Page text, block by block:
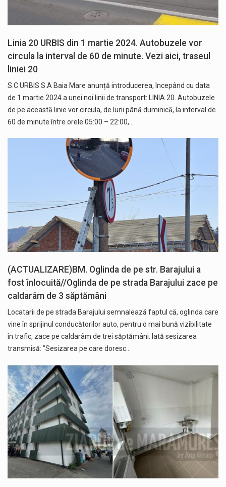
Linia 20 URBIS din 1 martie 2024. Autobuzele vor
circula la interval de 60 de minute. Vezi aici, traseul
liniei 20
S.C URBIS S.A Baia Mare anunță introducerea, începând cu data
de 1 martie 2024 a unei noi linii de transport: LINIA 20. Autobuzele
de pe această linie vor circula, de luni până duminică, la interval de
60 de minute între orele 05:00 – 22:00,…
(ACTUALIZARE)BM. Oglinda de pe str. Barajului a
fost înlocuită//Oglinda de pe strada Barajului zace pe
caldarâm de 3 săptămâni
Locatarii de pe strada Barajului semnalează faptul că, oglinda care
vine în sprijinul conducătorilor auto, pentru o mai bună vizibilitate
în trafic, zace pe caldarâm de trei săptămâni. Iată sesizarea
transmisă: ”Sesizarea pe care doresc…